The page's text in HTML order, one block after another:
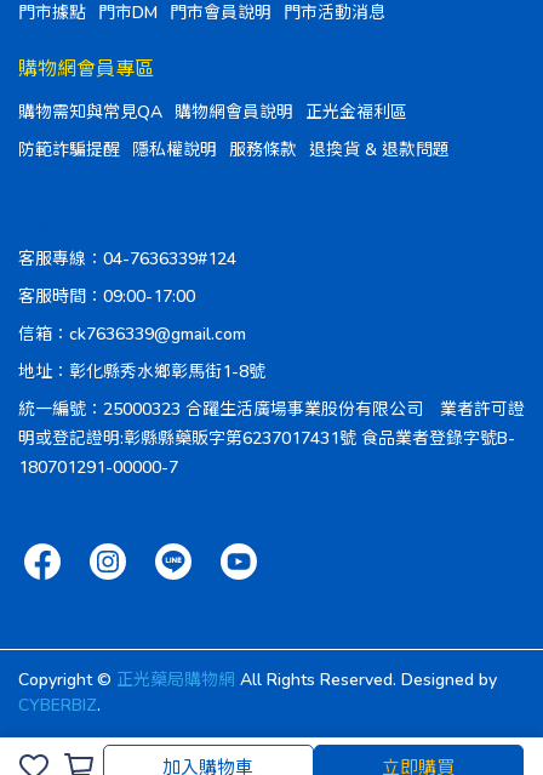
加入購物車 立即購買
門市據點 門市DM 門市會員說明 門市活動消息
購物網會員專區
購物需知與常見QA 購物網會員說明
正光金福利區
防範詐騙提醒
隱私權說明 服務條款 退換貨 & 退款問題
客服專線：04-7636339#124
客服時間：09:00-17:00
信箱：ck7636339@gmail.com
地址：彰化縣秀水鄉彰馬街1-8號
統一編號：25000323 合躍生活廣場事業股份有限公司 業者許可證
明或登記證明:彰縣縣藥販字第6237017431號 食品業者登錄字號B-
180701291-00000-7
Copyright © 正光藥局購物網 All Rights Reserved. Designed by
CYBERBIZ.